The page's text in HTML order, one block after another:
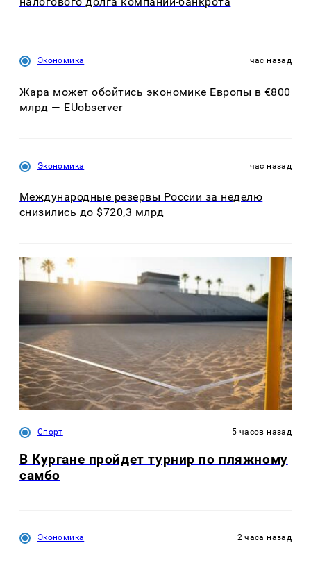
Экономика час назад
Жара может обойтись экономике Европы в €800
млрд — EUobserver
Экономика час назад
Международные резервы России за неделю
снизились до $720,3 млрд
Спорт 5 часов назад
В Кургане пройдет турнир по пляжному
самбо
Экономика 2 часа назад